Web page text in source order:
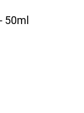
50ml